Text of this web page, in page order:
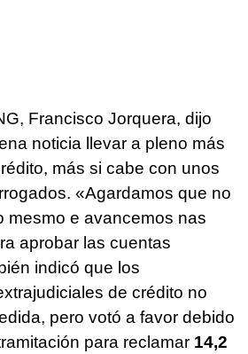
Francisco Jorquera, dijo
noticia llevar a pleno más
más si cabe con unos
«Agardamos que no
mesmo e avancemos nas
aprobar las cuentas
indicó que los
de crédito no
pero votó a favor debido
para reclamar 14,2